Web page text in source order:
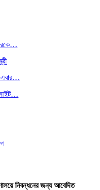
এবার…
নিবন্ধনের জন্য আবেদিত